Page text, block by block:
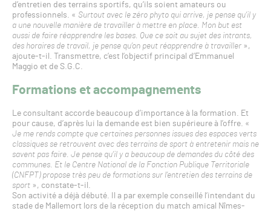
d’entretien des terrains sportifs, qu’ils soient amateurs ou
professionnels. « Surtout avec le zéro phyto qui arrive, je pense qu’il y
a une nouvelle manière de travailler à mettre en place. Mon but est
aussi de faire réapprendre les bases. Que ce soit au sujet des intrants,
des horaires de travail, je pense qu’on peut réapprendre à travailler»,
ajoute-t-il. Transmettre, c’est l’objectif principal d’Emmanuel
Maggio et de S.G.C.
Formations et accompagnements
Le consultant accorde beaucoup d’importance à la formation. Et
pour cause, d’après lui la demande est bien supérieure à l’offre. «
Je me rends compte que certaines personnes issues des espaces verts
classiques se retrouvent avec des terrains de sport à entretenir mais ne
savent pas faire. Je pense qu’il y a beaucoup de demandes du côté des
communes. Et le Centre National de la Fonction Publique Territoriale
(CNFPT) propose très peu de formations sur l’entretien des terrains de
sport», constate-t-il.
Son activité a déjà débuté. Il a par exemple conseillé l’intendant du
stade de Mallemort lors de la réception du match amical Nîmes-